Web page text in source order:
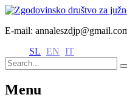
E-mail:
SL EN IT
Menu